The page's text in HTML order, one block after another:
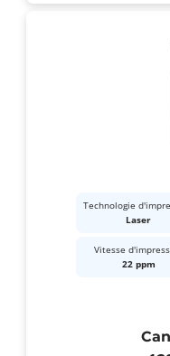
Technologie
Laser
Vitesse
22 ppm